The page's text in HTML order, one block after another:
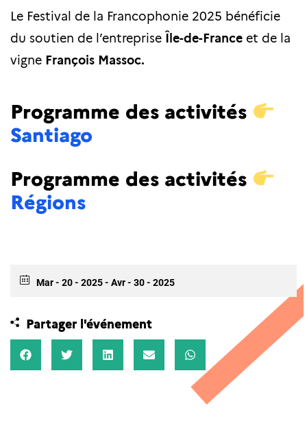
Le Festival de la Francophonie 2025 bénéficie
du soutien de l’entreprise Île-de-France et de la
vigne François Massoc.
Programme des activités
Santiago
Programme des activités
Régions
Mar - 20 - 2025- Avr - 30 - 2025
Partager l'événement